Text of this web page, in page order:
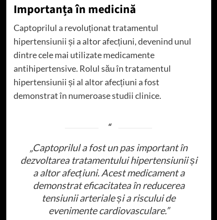
Importanța în medicină
Captoprilul a revoluționat tratamentul
hipertensiunii și a altor afecțiuni, devenind unul
dintre cele mai utilizate medicamente
antihipertensive. Rolul său în tratamentul
hipertensiunii și al altor afecțiuni a fost
demonstrat în numeroase studii clinice.
„Captoprilul a fost un pas important în
dezvoltarea tratamentului hipertensiunii și
a altor afecțiuni. Acest medicament a
demonstrat eficacitatea în reducerea
tensiunii arteriale și a riscului de
evenimente cardiovasculare.”